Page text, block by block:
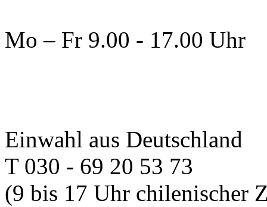
Mo – Fr 9.00 - 17.00 Uhr
Einwahl aus Deutschland
T 030 - 69 20 53 73
(9 bis 17 Uhr chilenischer